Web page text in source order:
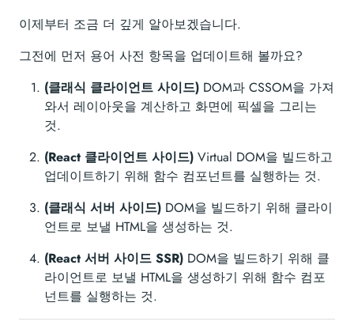
이제부터 조금 더 깊게 알아보겠습니다.
그전에 먼저 용어 사전 항목을 업데이트해 볼까요?
(클래식 클라이언트 사이드) DOM과 CSSOM을 가져
와서 레이아웃을 계산하고 화면에 픽셀을 그리는
것.
(React 클라이언트 사이드) Virtual DOM을 빌드하고
업데이트하기 위해 함수 컴포넌트를 실행하는 것.
(클래식 서버 사이드) DOM을 빌드하기 위해 클라이
언트로 보낼 HTML을 생성하는 것.
(React 서버 사이드 SSR) DOM을 빌드하기 위해 클
라이언트로 보낼 HTML을 생성하기 위해 함수 컴포
넌트를 실행하는 것.